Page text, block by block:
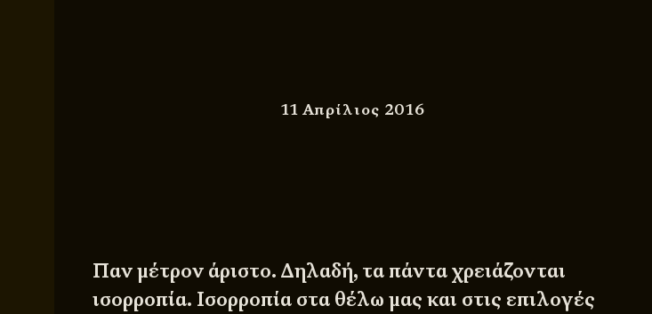
11 Απρίλιος 2016
Παν μέτρον άριστο. Δηλαδή, τα πάντα χρειάζονται
ισορροπία. Ισορροπία στα θέλω μας και στις επιλογές